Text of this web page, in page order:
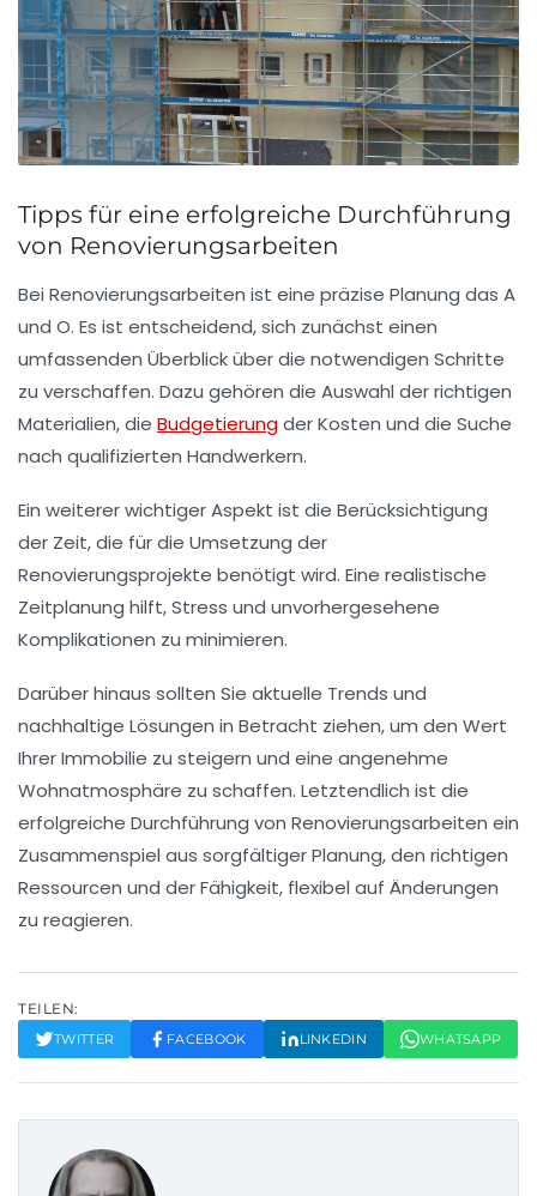
Tipps für eine erfolgreiche Durchführung
von Renovierungsarbeiten
Bei Renovierungsarbeiten ist eine präzise Planung das A
und O. Es ist entscheidend, sich zunächst einen
umfassenden Überblick über die notwendigen Schritte
zu verschaffen. Dazu gehören die Auswahl der richtigen
Materialien, die BudgetierungderKosten und die Suche
nach qualifizierten Handwerkern.
Ein weiterer wichtiger Aspekt ist die Berücksichtigung
der Zeit, die für die Umsetzung der
Renovierungsprojekte benötigt wird. Eine realistische
Zeitplanung hilft, Stress und unvorhergesehene
Komplikationen zu minimieren.
Darüber hinaus sollten Sie aktuelle Trends und
nachhaltige Lösungen in Betracht ziehen, um den Wert
Ihrer Immobilie zu steigern und eine angenehme
Wohnatmosphäre zu schaffen. Letztendlich ist die
erfolgreiche Durchführung von Renovierungsarbeiten ein
Zusammenspiel aus sorgfältiger Planung, den richtigen
Ressourcen und der Fähigkeit, flexibel auf Änderungen
zu reagieren.
TEILEN:
TWITTER FACEBOOK LINKEDIN WHATSAPP